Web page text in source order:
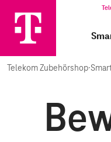
Telekom Zubehörshop·